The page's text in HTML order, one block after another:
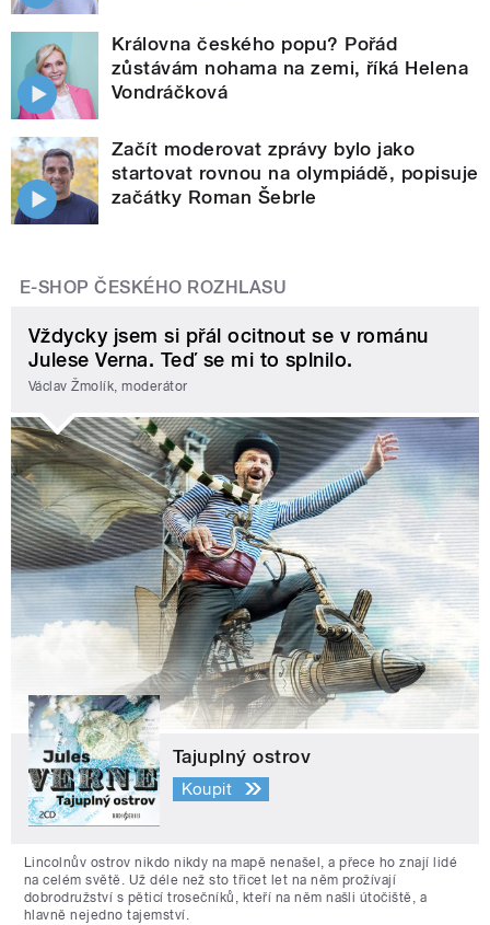
Královna českého popu? Pořád
zůstávám nohama na zemi, říká Helena
Vondráčková
Začít moderovat zprávy bylo jako
startovat rovnou na olympiádě, popisuje
začátky Roman Šebrle
E-SHOP ČESKÉHO ROZHLASU
Vždycky jsem si přál ocitnout se v románu
Julese Verna. Teď se mi to splnilo.
Václav Žmolík, moderátor
Tajuplný ostrov
Koupit
Lincolnův ostrov nikdo nikdy na mapě nenašel, a přece ho znají lidé
na celém světě. Už déle než sto třicet let na něm prožívají
dobrodružství s pěticí trosečníků, kteří na něm našli útočiště, a
hlavně nejedno tajemství.